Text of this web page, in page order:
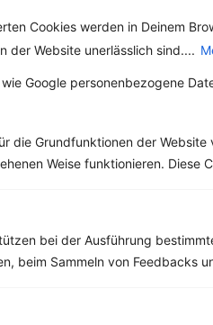
Cookies werden in Deinem
der Website unerlässlich sind....
Google personenbezogene
die Grundfunktionen der
Weise funktionieren. Diese
bei der Ausführung
beim Sammeln von Feedbacks
Blutdruck
senkend
Jahrhundert vor
Christus als Heilmittel.